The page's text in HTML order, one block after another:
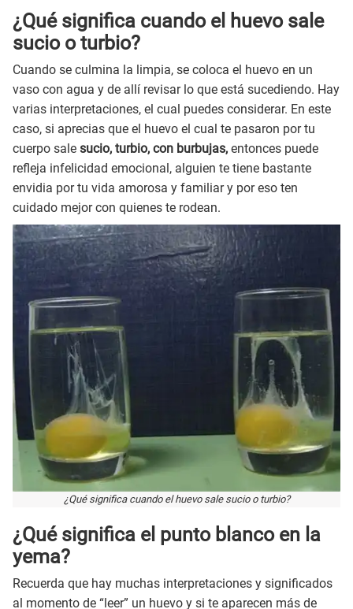
¿Qué significa cuando el huevo sale
sucio o turbio?
Cuando se culmina la limpia, se coloca el huevo en un
vaso con agua y de allí revisar lo que está sucediendo. Hay
varias interpretaciones, el cual puedes considerar. En este
caso, si aprecias que el huevo el cual te pasaron por tu
cuerpo sale sucio, turbio, con burbujas, entonces puede
refleja infelicidad emocional, alguien te tiene bastante
envidia por tu vida amorosa y familiar y por eso ten
cuidado mejor con quienes te rodean.
¿Qué significa cuando el huevo sale sucio o turbio?
¿Qué significa el punto blanco en la
yema?
Recuerda que hay muchas interpretaciones y significados
al momento de “leer” un huevo y si te aparecen más de